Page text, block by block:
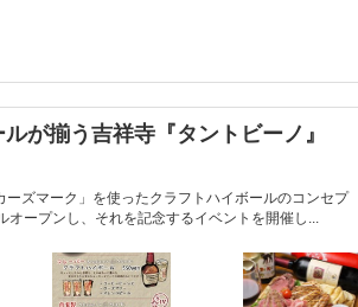
が揃う吉祥寺『タントビーノ』
ズマーク」を使ったクラフトハイボールのコンセプ
ープンし、それを記念するイベントを開催し...